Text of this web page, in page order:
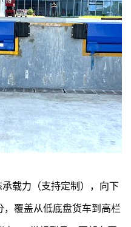
载力（支持定制），向下
，覆盖从低底盘货车到高栏